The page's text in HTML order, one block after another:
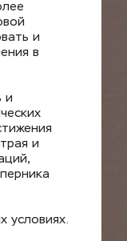
и
в
и
и
условиях.